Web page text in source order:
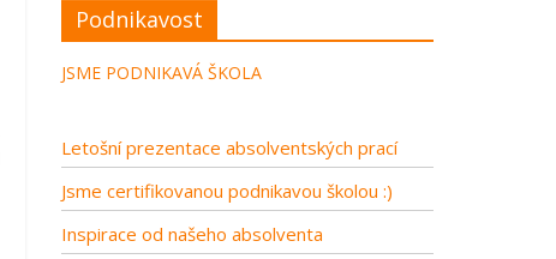
Podnikavost
JSME PODNIKAVÁ ŠKOLA
Letošní prezentace absolventských prací
Jsme certifikovanou podnikavou školou :)
Inspirace od našeho absolventa